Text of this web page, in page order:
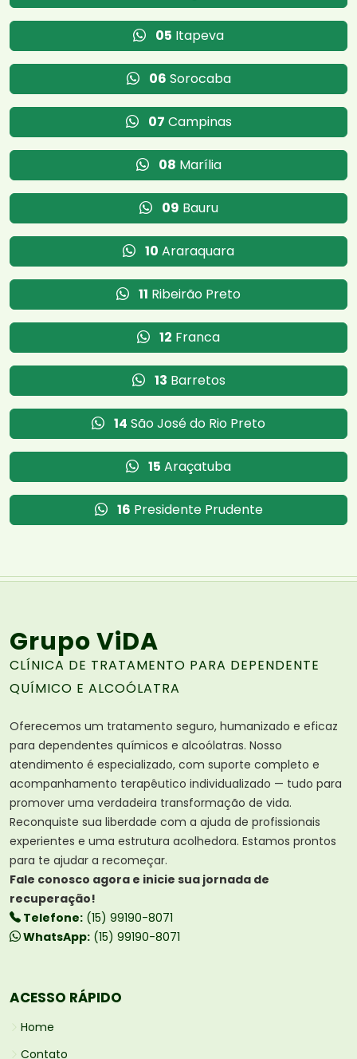
05 Itapeva
06 Sorocaba
07 Campinas
08 Marília
09 Bauru
10 Araraquara
11 Ribeirão Preto
12 Franca
13 Barretos
14 São José do Rio Preto
15 Araçatuba
16 Presidente Prudente
Grupo ViDA
CLÍNICA DE TRATAMENTO PARA DEPENDENTE
QUÍMICO E ALCOÓLATRA
Oferecemos um tratamento seguro, humanizado e eficaz
para dependentes químicos e alcoólatras. Nosso
atendimento é especializado, com suporte completo e
acompanhamento terapêutico individualizado — tudo para
promover uma verdadeira transformação de vida.
Reconquiste sua liberdade com a ajuda de profissionais
experientes e uma estrutura acolhedora. Estamos prontos
para te ajudar a recomeçar.
Fale conosco agora e inicie sua jornada de
recuperação!
Telefone: (15) 99190-8071
WhatsApp: (15) 99190-8071
ACESSO RÁPIDO
Home
Contato